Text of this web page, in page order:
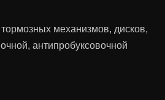
механизмов, дисков,
антипробуксовочной